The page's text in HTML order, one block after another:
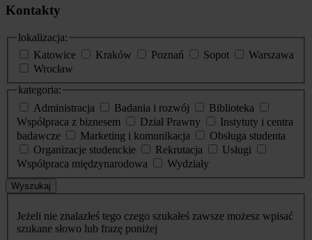
Kontakty
lokalizacja:
Katowice
Kraków Poznań Sopot
Warszawa
Wrocław
kategoria:
Administracja
Badania i rozwój
Biblioteka
Współpraca z biznesem
Dział Prawny
Instytuty i centra
badawcze
Marketing i komunikacja
Obsługa studenta
Organizacje studenckie
Rekrutacja
Usługi
Współpraca międzynarodowa
Wydziały
Wyszukaj
Jeżeli nie znalazłeś tego czego szukałeś zawsze możesz wpisać
szukane słowo lub frazę poniżej